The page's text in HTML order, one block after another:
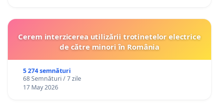
Cerem interzicerea utilizării trotinetelor electrice
de către minori în România
5 274 semnături
68 Semnături / 7 zile
17 May 2026